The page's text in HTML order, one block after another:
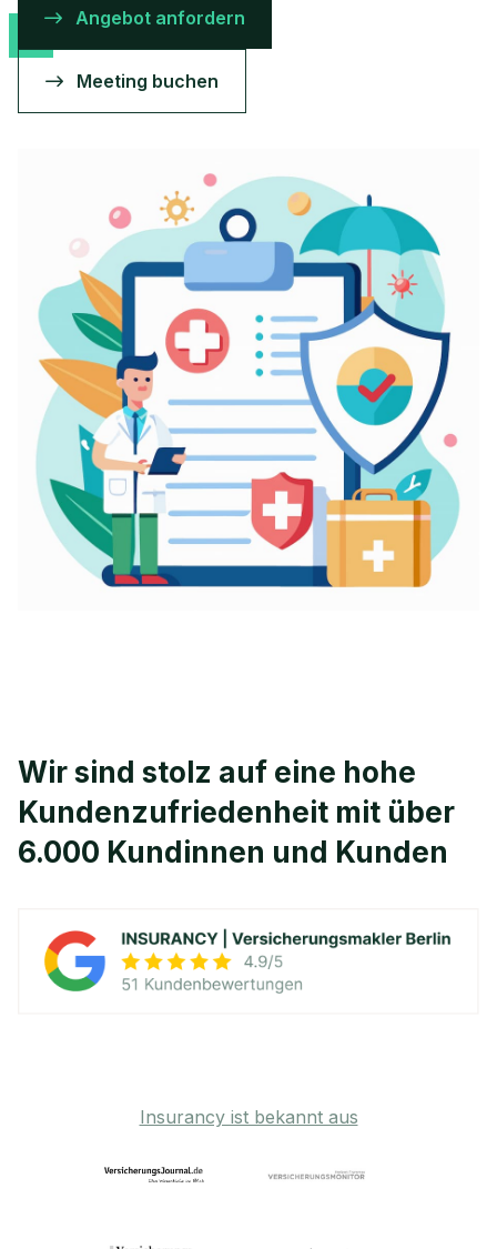
Angebot anfordern
Meeting buchen
Wir sind stolz auf eine hohe
Kunden­zufriedenheit mit über
6.000 Kundinnen und Kunden
Insurancy ist bekannt aus